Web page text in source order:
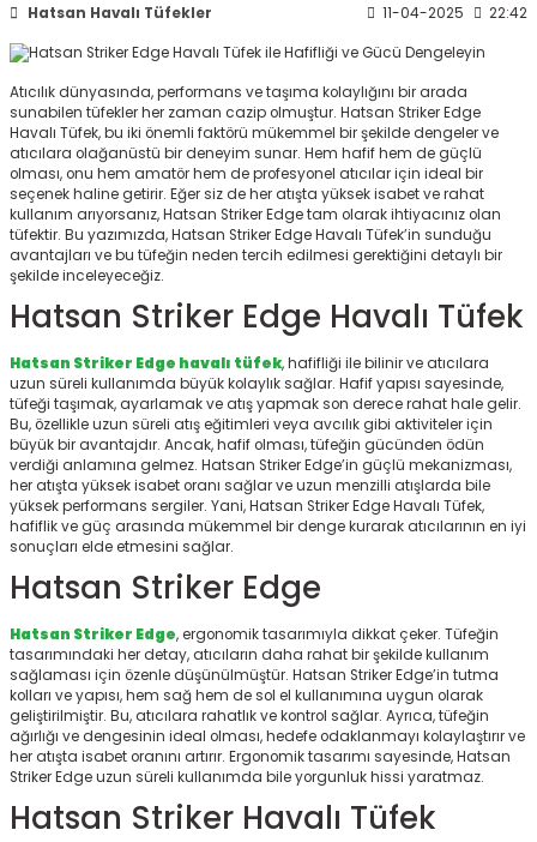
Mermisi
Hatsan Havalı Tüfekler 11-04-2025 22:42
Atıcılık dünyasında, performans ve taşıma kolaylığını bir arada
sunabilen tüfekler her zaman cazip olmuştur. Hatsan Striker Edge
Havalı Tüfek, bu iki önemli faktörü mükemmel bir şekilde dengeler ve
atıcılara olağanüstü bir deneyim sunar. Hem hafif hem de güçlü
olması, onu hem amatör hem de profesyonel atıcılar için ideal bir
seçenek haline getirir. Eğer siz de her atışta yüksek isabet ve rahat
kullanım arıyorsanız, Hatsan Striker Edge tam olarak ihtiyacınız olan
tüfektir. Bu yazımızda, Hatsan Striker Edge Havalı Tüfek’in sunduğu
avantajları ve bu tüfeğin neden tercih edilmesi gerektiğini detaylı bir
şekilde inceleyeceğiz.
Hatsan Striker Edge Havalı Tüfek
Hatsan Striker Edge havalı tüfek, hafifliği ile bilinir ve atıcılara
uzun süreli kullanımda büyük kolaylık sağlar. Hafif yapısı sayesinde,
tüfeği taşımak, ayarlamak ve atış yapmak son derece rahat hale gelir.
Bu, özellikle uzun süreli atış eğitimleri veya avcılık gibi aktiviteler için
büyük bir avantajdır. Ancak, hafif olması, tüfeğin gücünden ödün
verdiği anlamına gelmez. Hatsan Striker Edge’in güçlü mekanizması,
her atışta yüksek isabet oranı sağlar ve uzun menzilli atışlarda bile
yüksek performans sergiler. Yani, Hatsan Striker Edge Havalı Tüfek,
hafiflik ve güç arasında mükemmel bir denge kurarak atıcılarının en iyi
sonuçları elde etmesini sağlar.
Hatsan Striker Edge
Hatsan Striker Edge, ergonomik tasarımıyla dikkat çeker. Tüfeğin
tasarımındaki her detay, atıcıların daha rahat bir şekilde kullanım
sağlaması için özenle düşünülmüştür. Hatsan Striker Edge’in tutma
kolları ve yapısı, hem sağ hem de sol el kullanımına uygun olarak
geliştirilmiştir. Bu, atıcılara rahatlık ve kontrol sağlar. Ayrıca, tüfeğin
ağırlığı ve dengesinin ideal olması, hedefe odaklanmayı kolaylaştırır ve
her atışta isabet oranını artırır. Ergonomik tasarımı sayesinde, Hatsan
Striker Edge uzun süreli kullanımda bile yorgunluk hissi yaratmaz.
Hatsan Striker Havalı Tüfek